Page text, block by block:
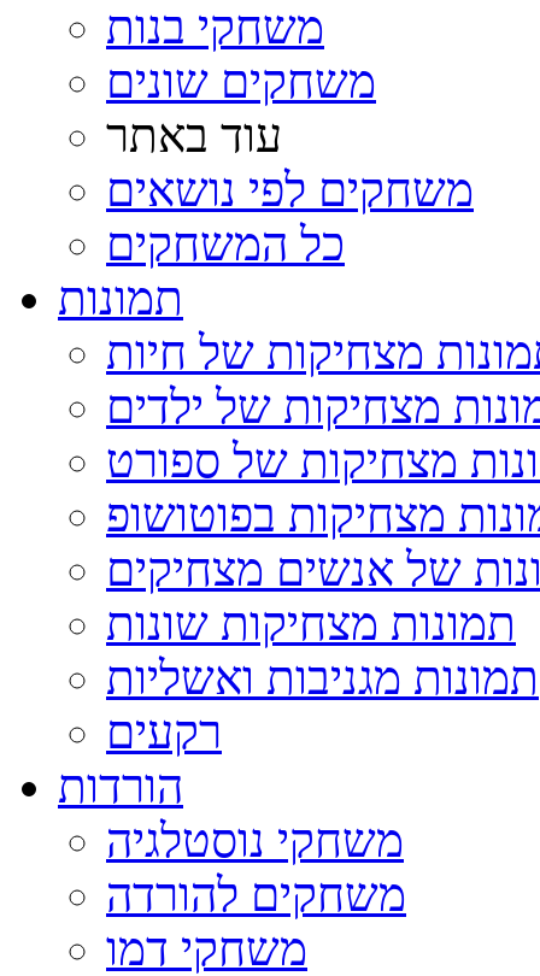
משחקי בנות
משחקים שונים
עוד באתר
משחקים לפי נושאים
כל המשחקים
תמונות
מצחיקות של חיות
מצחיקות של ילדים
מצחיקות של ספורט
מצחיקות בפוטושופ
של אנשים מצחיקים
תמונות מצחיקות שונות
תמונות מגניבות ואשליות
רקעים
הורדות
משחקי נוסטלגיה
משחקים להורדה
משחקי דמו